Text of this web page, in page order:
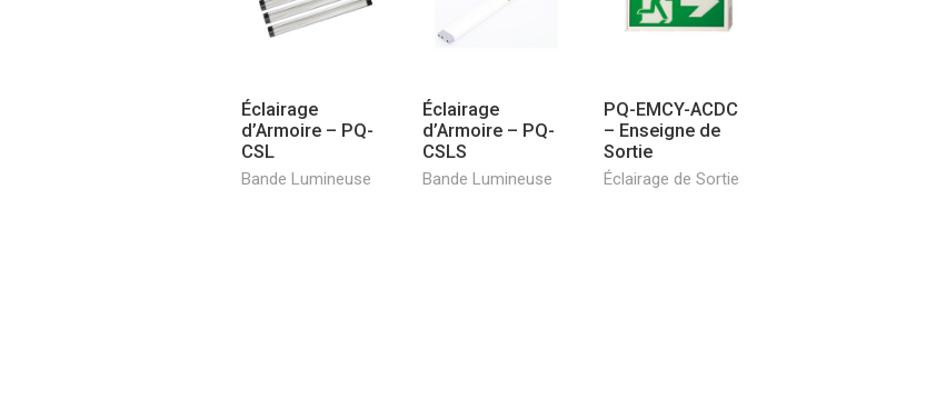
Éclairage
d’Armoire – PQ-
CSL
Bande Lumineuse
Éclairage
d’Armoire – PQ-
CSLS
Bande Lumineuse
PQ-EMCY-ACDC
– Enseigne de
Sortie
Éclairage de Sortie